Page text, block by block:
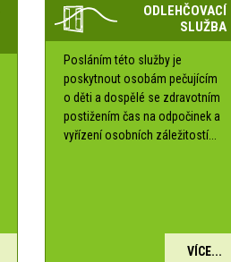
ODLEHČOVACÍ
SLUŽBA
Posláním této služby je
poskytnout osobám pečujícím
o děti a dospělé se zdravotním
postižením čas na odpočinek a
vyřízení osobních záležitostí...
VÍCE...